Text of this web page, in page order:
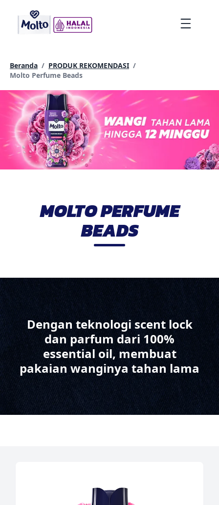
konten
Beranda / PRODUK REKOMENDASI /
Current page:
Molto Perfume Beads
MOLTO PERFUME
BEADS
Dengan teknologi scent lock
dan parfum dari 100%
essential oil, membuat
pakaian wanginya tahan lama